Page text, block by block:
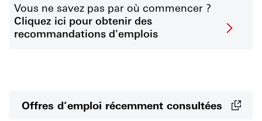
Vous ne savez pas par où commencer ?
Cliquez ici pour obtenir des
recommandations d'emplois
Offres d’emploi récemment consultées